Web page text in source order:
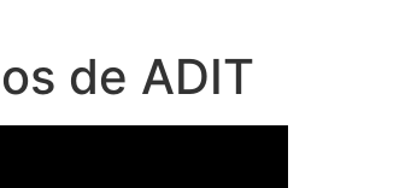
de ADIT